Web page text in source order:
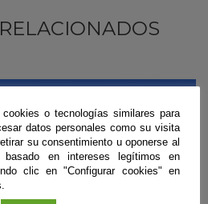
o tecnologías similares para
datos personales como su visita
su consentimiento u oponerse al
basado en intereses legítimos en
clic en "Configurar cookies" en